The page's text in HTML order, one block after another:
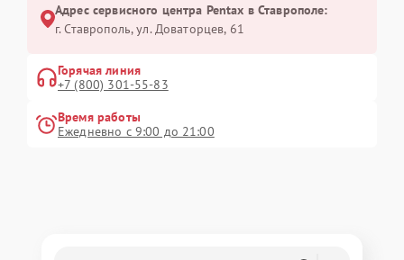
Адрес сервисного центра Pentax в Ставрополе:
г. Ставрополь, ул. Доваторцев, 61
Горячая линия
+7 (800) 301-55-83
Время работы
Ежедневно с 9:00 до 21:00